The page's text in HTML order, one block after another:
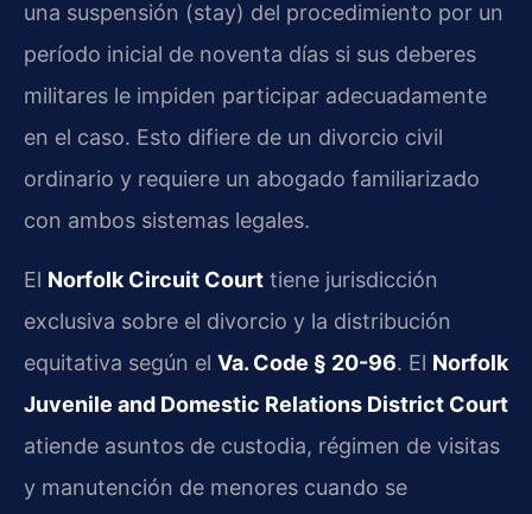
una suspensión (stay) del procedimiento por un
período inicial de noventa días si sus deberes
militares le impiden participar adecuadamente
en el caso. Esto difiere de un divorcio civil
ordinario y requiere un abogado familiarizado
con ambos sistemas legales.
El Norfolk Circuit Court tiene jurisdicción
exclusiva sobre el divorcio y la distribución
equitativa según el Va. Code § 20-96. El Norfolk
Juvenile and Domestic Relations District Court
atiende asuntos de custodia, régimen de visitas
y manutención de menores cuando se